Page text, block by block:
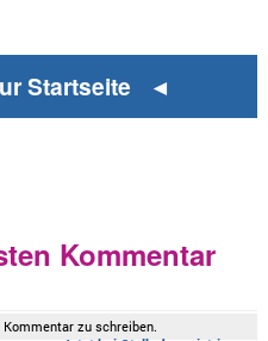
Startseite ◄
Kommentar